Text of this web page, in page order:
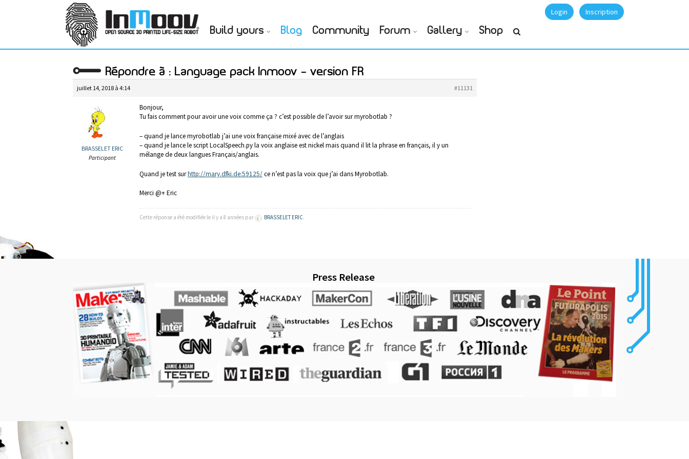
Login Inscription
Build yours Blog Community Forum Gallery Shop
Répondre à : Language pack Inmoov – version FR
juillet 14, 2018 à 4:14 #11131
BRASSELET ERIC
Participant
Bonjour,
Tu fais comment pour avoir une voix comme ça ? c’est possible de l’avoir sur myrobotlab ?
– quand je lance myrobotlab j’ai une voix française mixé avec de l’anglais
– quand je lance le script LocalSpeech.py la voix anglaise est nickel mais quand il lit la phrase en français, il y un
mélange de deux langues Français/anglais.
Quand je test surhttp://mary.dfki.de:59125/ce n’est pas la voix que j’ai dans Myrobotlab.
Merci @+ Eric
Cette réponse a été modifiée le il y a 8 années par BRASSELET ERIC.
Press Release